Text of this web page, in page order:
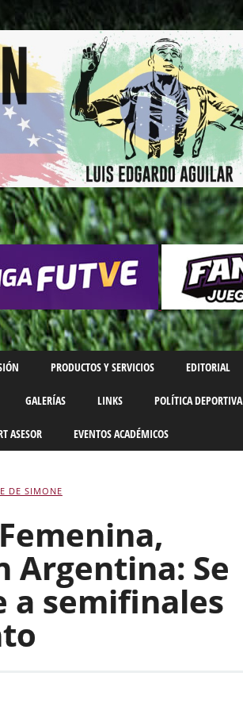
PRODUCTOS Y SERVICIOS EDITORIAL
GALERÍAS LINKS POLÍTICA DEPORTIVA
ASESOR EVENTOS ACADÉMICOS
DE SIMONE
Argentina: Se
a semifinales